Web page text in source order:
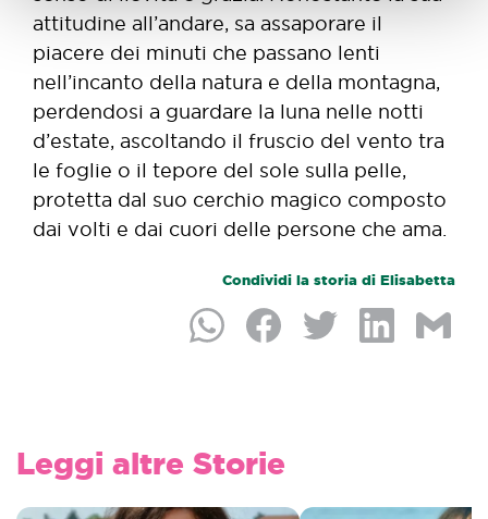
attitudine all’andare, sa assaporare il
piacere dei minuti che passano lenti
nell’incanto della natura e della montagna,
perdendosi a guardare la luna nelle notti
d’estate, ascoltando il fruscio del vento tra
le foglie o il tepore del sole sulla pelle,
protetta dal suo cerchio magico composto
dai volti e dai cuori delle persone che ama.
Condividi la storia di Elisabetta
Leggi altre Storie